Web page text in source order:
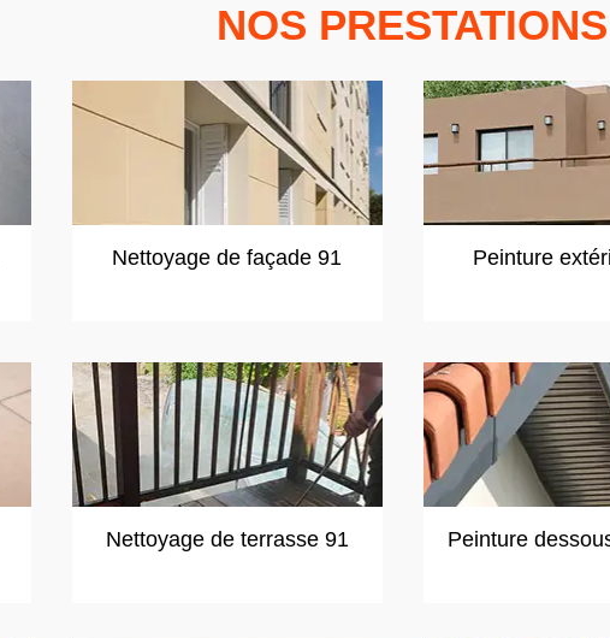
NOS PRESTATIONS
Nettoyage de façade 91 Peinture
Nettoyage de terrasse 91 Peinture